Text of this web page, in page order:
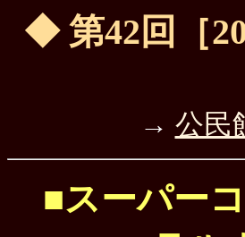
◆ 第42回［
→ 公民
■スーパー